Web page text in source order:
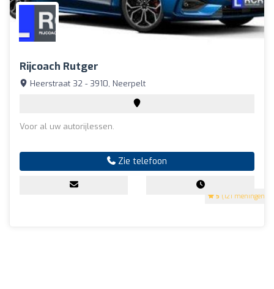
Rijcoach Rutger
5 (121 meningen)
Heerstraat 32 - 3910, Neerpelt
Voor al uw autorijlessen.
Zie telefoon